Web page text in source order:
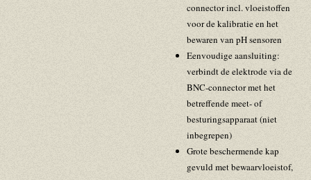
connector incl. vloeistoffen
voor de kalibratie en het
bewaren van pH sensoren
Eenvoudige aansluiting:
verbindt de elektrode via de
BNC-connector met het
betreffende meet- of
besturingsapparaat (niet
inbegrepen)
Grote beschermende kap
gevuld met bewaarvloeistof,